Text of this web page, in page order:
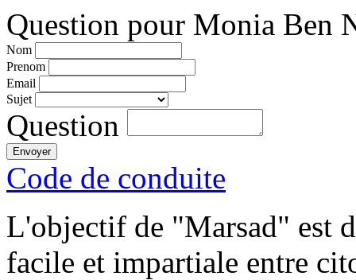
Question pour Monia Ben
Nom
Prenom
Email
Sujet
Question
Code de conduite
L'objectif de "Marsad" est
facile et impartiale entre